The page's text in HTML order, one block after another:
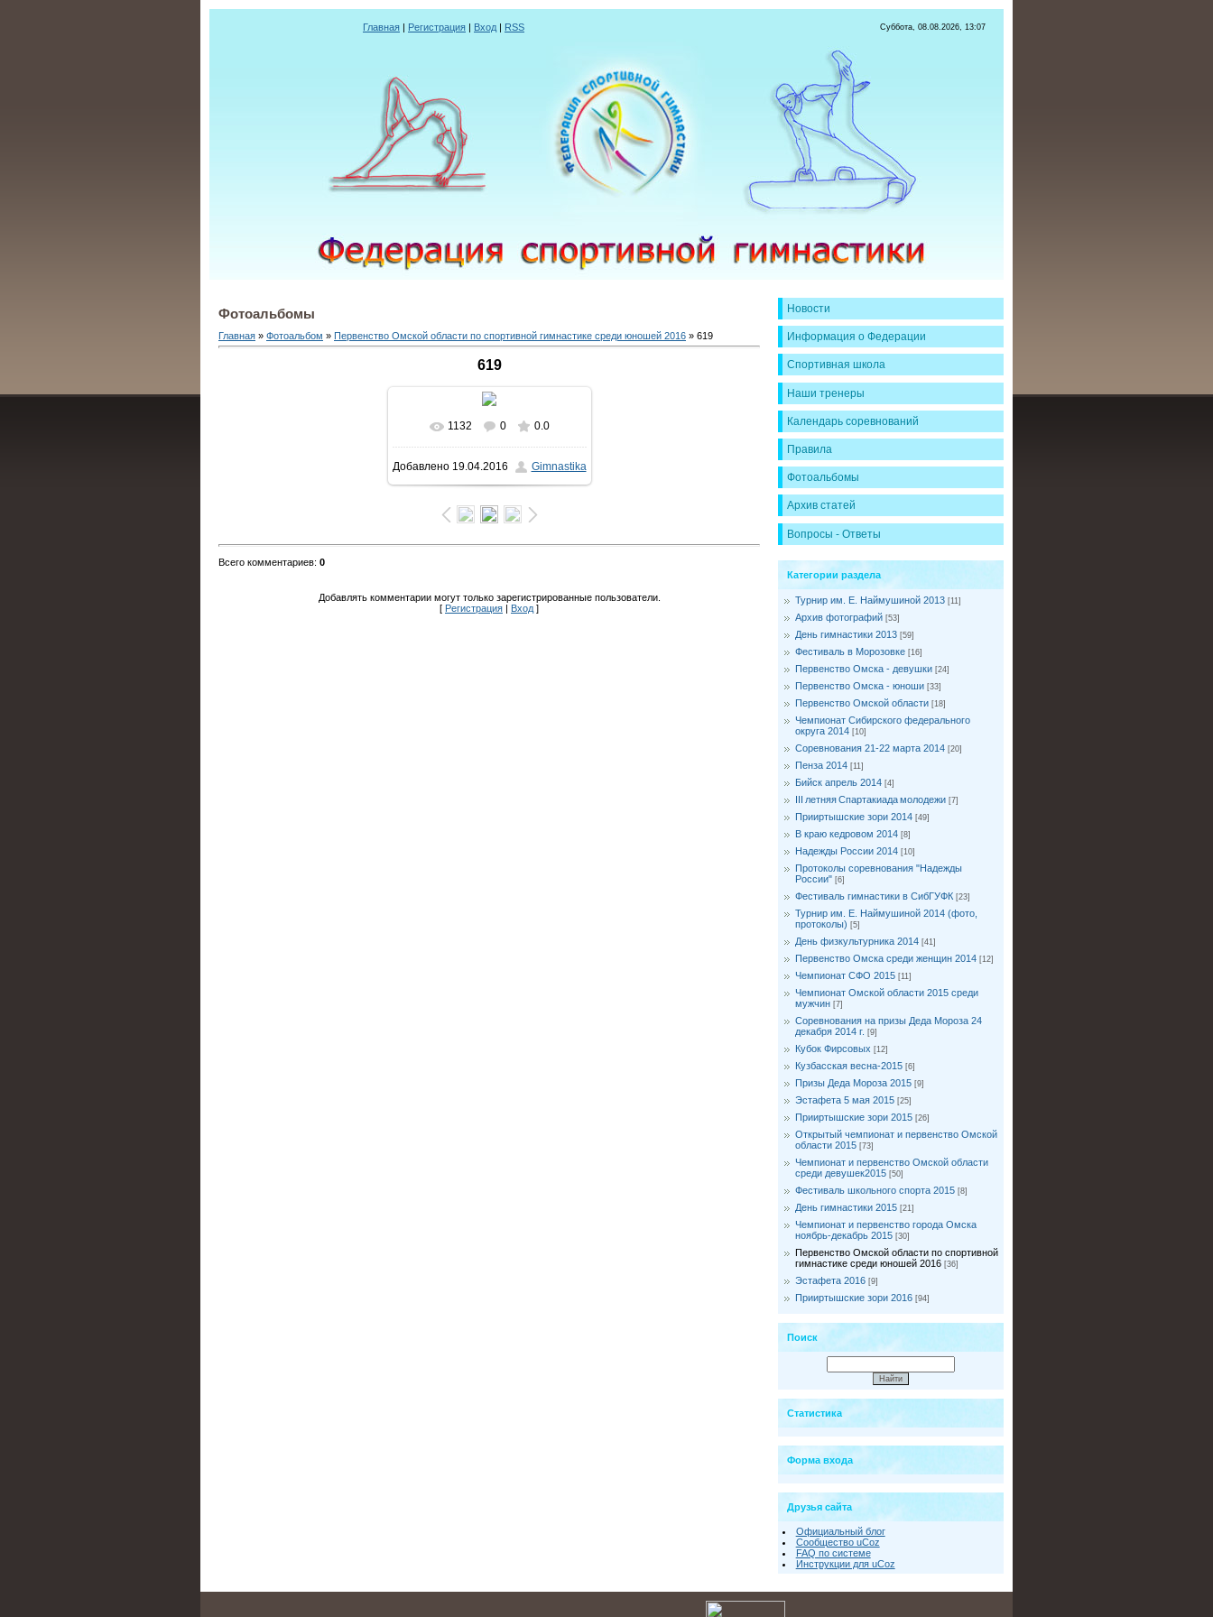
Главная | Регистрация | Вход | RSS Суббота, 08.08.2026, 13:07
Фотоальбомы
Главная » Фотоальбом » Первенство Омской области по спортивной гимнастике среди юношей 2016 » 619
619
В реальном размере
1600x1066/ 153.9Kb
1132 0 0.0
Добавлено19.04.2016 Gimnastika
Всего комментариев: 0
Добавлять комментарии могут только зарегистрированные пользователи.
[ Регистрация Вход]
Новости
Информация о Федерации
Спортивная школа
Наши тренеры
Календарь соревнований
Правила
Фотоальбомы
Архив статей
Вопросы - Ответы
Категории раздела
Турнир им. Е. Наймушиной 2013 [11]
Архив фотографий [53]
День гимнастики 2013 [59]
Фестиваль в Морозовке [16]
Первенство Омска - девушки [24]
Первенство Омска - юноши [33]
Первенство Омской области [18]
Чемпионат Сибирского федерального
округа 2014 [10]
Соревнования 21-22 марта 2014 [20]
Пенза 2014 [11]
Бийск апрель 2014 [4]
III летняя Спартакиада молодежи [7]
Прииртышские зори 2014 [49]
В краю кедровом 2014 [8]
Надежды России 2014 [10]
Протоколы соревнования "Надежды
России" [6]
Фестиваль гимнастики в СибГУФК [23]
Турнир им. Е. Наймушиной 2014 (фото,
протоколы) [5]
День физкультурника 2014 [41]
Первенство Омска среди женщин 2014 [12]
Чемпионат СФО 2015 [11]
Чемпионат Омской области 2015 среди
мужчин [7]
Соревнования на призы Деда Мороза 24
декабря 2014 г. [9]
Кубок Фирсовых [12]
Кузбасская весна-2015 [6]
Призы Деда Мороза 2015 [9]
Эстафета 5 мая 2015 [25]
Прииртышские зори 2015 [26]
Открытый чемпионат и первенство Омской
области 2015 [73]
Чемпионат и первенство Омской области
среди девушек2015 [50]
Фестиваль школьного спорта 2015 [8]
День гимнастики 2015 [21]
Чемпионат и первенство города Омска
ноябрь-декабрь 2015 [30]
Первенство Омской области по спортивной
гимнастике среди юношей 2016 [36]
Эстафета 2016 [9]
Прииртышские зори 2016 [94]
Поиск
Статистика
Форма входа
Друзья сайта
Официальный блог
Сообщество uCoz
FAQ по системе
Инструкции для uCoz